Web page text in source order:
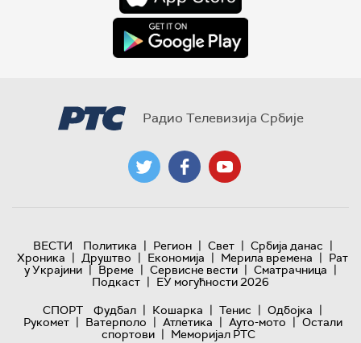
Радио Телевизија Србије
ВЕСТИ Политика | Регион | Свет | Србија данас |
Хроника | Друштво | Економија | Мерила времена | Рат
у Украјини | Време | Сервисне вести | Сматрачница |
Подкаст | ЕУ могућности 2026
СПОРТ
Фудбал | Кошарка | Тенис | Одбојка |
Рукомет | Ватерполо | Атлетика | Ауто-мото | Остали
спортови | Меморијал РТС